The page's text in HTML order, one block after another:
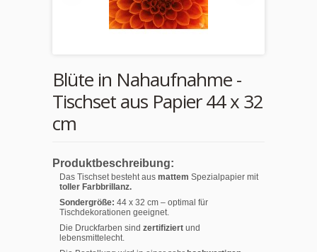
Blüte in Nahaufnahme -
Tischset aus Papier 44 x 32
cm
Produktbeschreibung:
Das Tischset besteht aus mattem Spezialpapier mit
toller Farbbrillanz.
Sondergröße: 44 x 32 cm – optimal für
Tischdekorationen geeignet.
Die Druckfarben sind zertifiziert und
lebensmittelecht.